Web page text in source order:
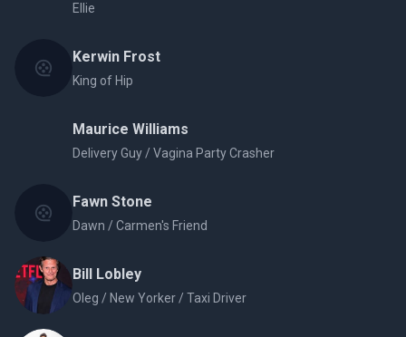
Ellie
Kerwin Frost
King of Hip
Maurice Williams
Delivery Guy / Vagina Party Crasher
Fawn Stone
Dawn / Carmen's Friend
Bill Lobley
Oleg / New Yorker / Taxi Driver